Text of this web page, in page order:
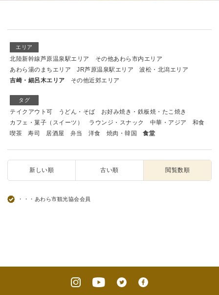
エリア
北陸新幹線芦原温泉駅エリア
その他あわら市内エリア
あわら湯のまちエリア
JR芦原温泉駅エリア
波松・北潟エリア
吉崎・細呂木エリア
その他近郊エリア
タグ
テイクアウト可 うどん・そば
お好み焼き・鉄板焼・たこ焼き
カフェ・菓子（スイーツ）
ラウンジ・スナック 中華・アジア
和食
喫茶
寿司 居酒屋 弁当 洋食 焼肉・韓国 食堂
新しい順 古い順 閲覧数順
・・・あわら市観光協会会員